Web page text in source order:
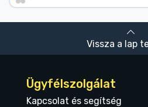
Vissza a lap
Ügyfélszolgálat
Kapcsolat és segítség